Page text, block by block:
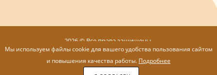
2026 © Все права защищены.
Мы используем файлы cookie для вашего удобства пользования сайтом
и повышения качества работы. Подробнее